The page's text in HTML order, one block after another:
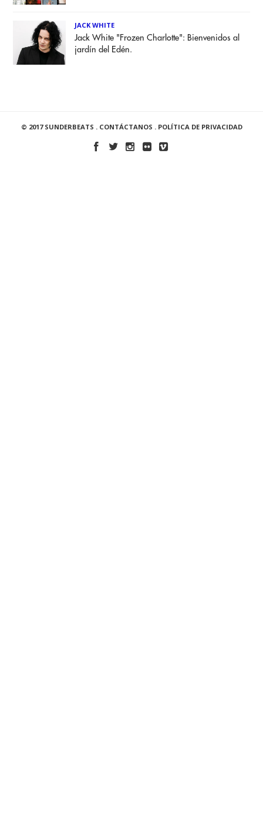
JACK WHITE
Jack White "Frozen Charlotte": Bienvenidos al
jardín del Edén.
© 2017 SUNDERBEATS . CONTÁCTANOS . POLÍTICA DE PRIVACIDAD